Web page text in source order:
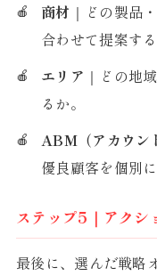
商材 ｜どの製品
合わせて提案する
エリア ｜どの地
るか。
ABM（アカウン
優良顧客を個別
ステップ5｜アクシ
最後に、選んだ戦略